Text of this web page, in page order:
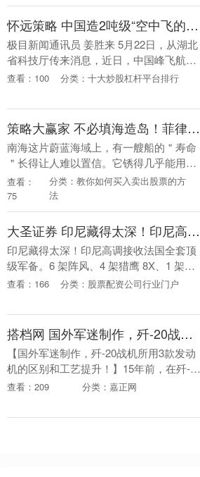
点，朝鲜半岛的....
怀远策略 中国造2吨级“空中飞的”中亚首飞
极目新闻通讯员 姜胜来 5月22日，从湖北
省科技厅传来消息，近日，中国峰飞航空
科技自主研发的2吨级eVTOL（电动垂直起
行，....
查看：100 分类：十大炒股杠杆平台排行
策略大赢家 不必填海造岛！菲律宾破船赖了27年，中国要用300倍体量反将一军
南海这片蔚蓝海域上，有一艘船的＂寿命
＂长得让人难以置信。它锈得几乎能用手
抠下铁皮，甲板烂得能直接看见海水，住
在里面的人靠着补给船每个月送一次饭过
日子，可这艘破船....
查看：
75
分类：教你如何买入卖出股票的方
法
大圣证券 印尼藏得太深！印尼高调接收法国全套顶级军备。6 架阵风、4 架猎鹰
印尼藏得太深！印尼高调接收法国全套顶
级军备。6 架阵风、4 架猎鹰 8X、1 架
A400M，外加防空雷达与流星、铁锤导
给战....
查看：166 分类：股票配资公司行业门户
搭档网 国外军迷制作，歼-20战机所用3款发动机的区别和工艺提升！
【国外军迷制作，歼-20战机所用3款发动
机的区别和工艺提升！】15年前，在歼-20
战机首飞时还在使用第三代的俄制AL-31F
有....
查看：209 分类：嘉正网